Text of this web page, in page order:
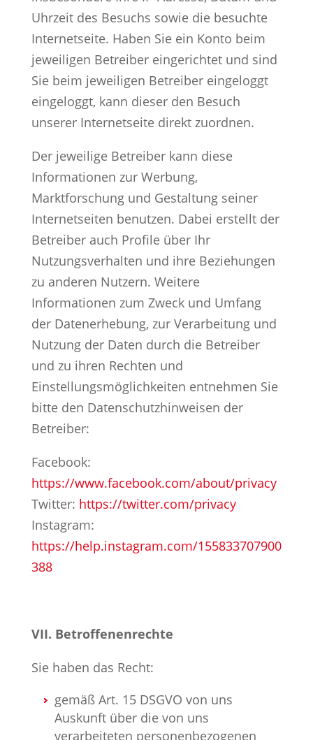
Uhrzeit des Besuchs sowie die besuchte
Internetseite. Haben Sie ein Konto beim
jeweiligen Betreiber eingerichtet und sind
Sie beim jeweiligen Betreiber eingeloggt
eingeloggt, kann dieser den Besuch
unserer Internetseite direkt zuordnen.
Der jeweilige Betreiber kann diese
Informationen zur Werbung,
Marktforschung und Gestaltung seiner
Internetseiten benutzen. Dabei erstellt der
Betreiber auch Profile über Ihr
Nutzungsverhalten und ihre Beziehungen
zu anderen Nutzern. Weitere
Informationen zum Zweck und Umfang
der Datenerhebung, zur Verarbeitung und
Nutzung der Daten durch die Betreiber
und zu ihren Rechten und
Einstellungsmöglichkeiten entnehmen Sie
bitte den Datenschutzhinweisen der
Betreiber:
Facebook:
https://www.facebook.com/about/privacy
Twitter: https://twitter.com/privacy
Instagram:
https://help.instagram.com/155833707900
388
VII. Betroffenenrechte
Sie haben das Recht:
gemäß Art. 15 DSGVO von uns
Auskunft über die von uns
verarbeiteten personenbezogenen